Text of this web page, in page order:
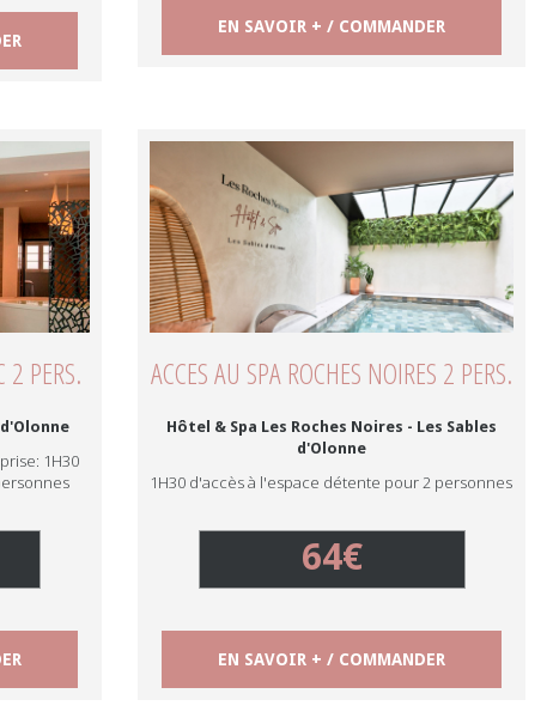
EN SAVOIR + / COMMANDER
2 PERS.
1H30
ACCES AU SPA ROCHES NOIRES 2 PERS.
Hôtel & Spa Les Roches Noires - Les Sables
d'Olonne
1H30 d'accès à l'espace détente pour 2 personnes
64€
EN SAVOIR + / COMMANDER